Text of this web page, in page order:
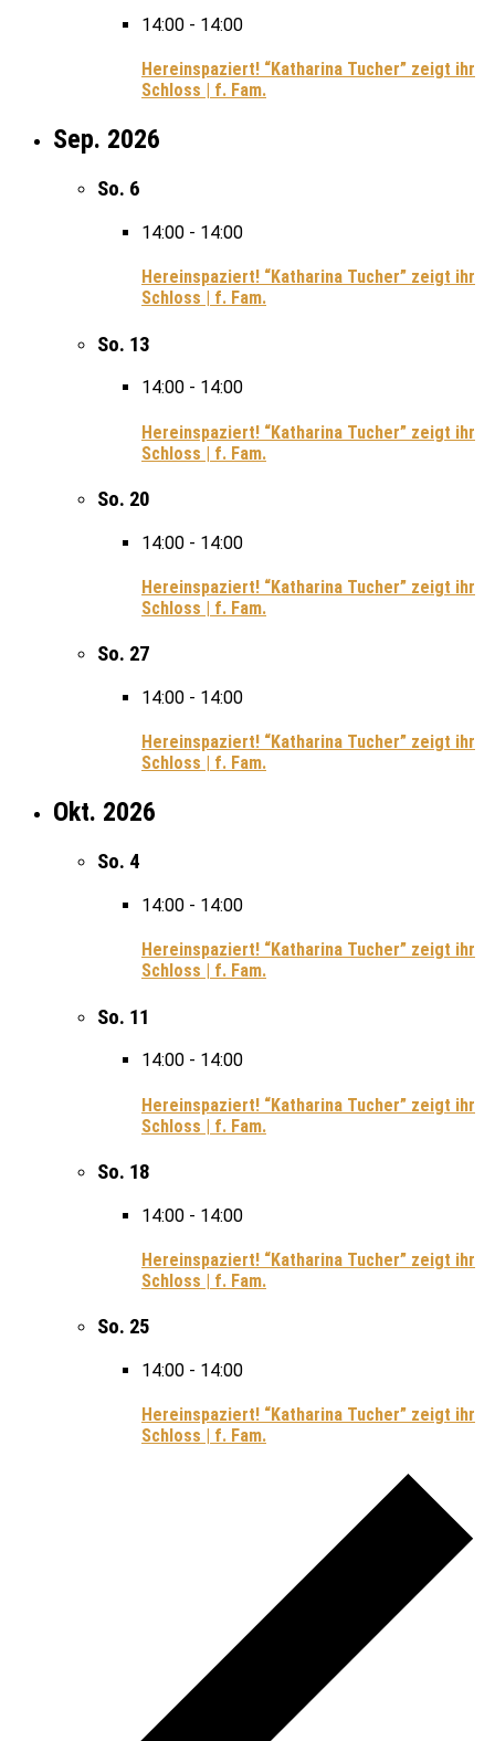
14:00 - 14:00
Hereinspaziert! “Katharina Tucher” zeigt ihr
Schloss | f. Fam.
Sep. 2026
So. 6
14:00 - 14:00
Hereinspaziert! “Katharina Tucher” zeigt ihr
Schloss | f. Fam.
So. 13
14:00 - 14:00
Hereinspaziert! “Katharina Tucher” zeigt ihr
Schloss | f. Fam.
So. 20
14:00 - 14:00
Hereinspaziert! “Katharina Tucher” zeigt ihr
Schloss | f. Fam.
So. 27
14:00 - 14:00
Hereinspaziert! “Katharina Tucher” zeigt ihr
Schloss | f. Fam.
Okt. 2026
So. 4
14:00 - 14:00
Hereinspaziert! “Katharina Tucher” zeigt ihr
Schloss | f. Fam.
So. 11
14:00 - 14:00
Hereinspaziert! “Katharina Tucher” zeigt ihr
Schloss | f. Fam.
So. 18
14:00 - 14:00
Hereinspaziert! “Katharina Tucher” zeigt ihr
Schloss | f. Fam.
So. 25
14:00 - 14:00
Hereinspaziert! “Katharina Tucher” zeigt ihr
Schloss | f. Fam.